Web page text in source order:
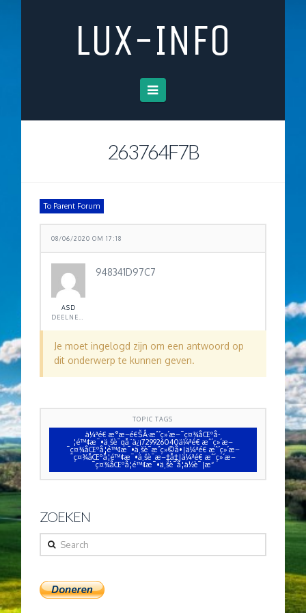
LUX-INFO
Navigation
263764F7B
To Parent Forum
08/06/2020 OM 17:18
ASD
948341D97C7
Je moet ingelogd zijn om een antwoord op
dit onderwerp te kunnen geven.
TOPIC TAGS
ä¼ªé€ æ°æ–é€ŠÂ·æˆ´ç»´æ–¯ç¤¾åŒºå­
¦é™¢æ¯•ä¸šè¯qå¨ä¿¡729926040ä¼ªé€ æˆ´ç»´æ–
¯ç¤¾åŒºå­¦é™¢æ¯•ä¸šè¯æˆç»©å•|ä¼ªé€ æˆ´ç»´æ–
¯ç¤¾åŒºå­¦é™¢æ¯•ä¸šè¯æ–‡å‡­|ä¼ªé€ æˆ´ç»´æ–
¯ç¤¾åŒºå­¦é™¢æ¯•ä¸šè¯å­¦ä½è¯|æ“
ZOEKEN
Search